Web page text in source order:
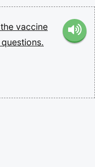
the vaccine
questions.